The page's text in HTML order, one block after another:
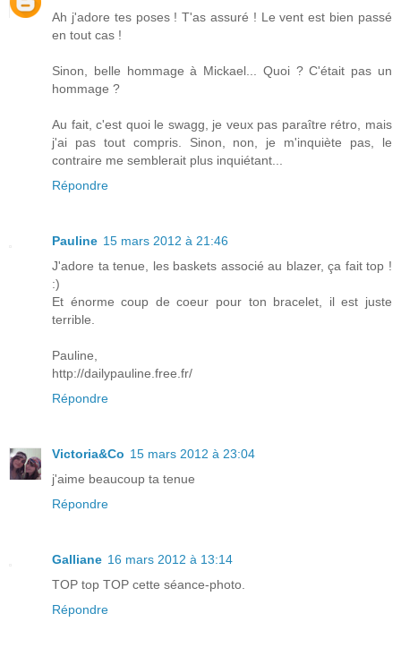
Ah j'adore tes poses ! T'as assuré ! Le vent est bien passé
en tout cas !
Sinon, belle hommage à Mickael... Quoi ? C'était pas un
hommage ?
Au fait, c'est quoi le swagg, je veux pas paraître rétro, mais
j'ai pas tout compris. Sinon, non, je m'inquiète pas, le
contraire me semblerait plus inquiétant...
Répondre
Pauline 15 mars 2012 à 21:46
J'adore ta tenue, les baskets associé au blazer, ça fait top !
:)
Et énorme coup de coeur pour ton bracelet, il est juste
terrible.
Pauline,
http://dailypauline.free.fr/
Répondre
Victoria&Co 15 mars 2012 à 23:04
j'aime beaucoup ta tenue
Répondre
Galliane 16 mars 2012 à 13:14
TOP top TOP cette séance-photo.
Répondre